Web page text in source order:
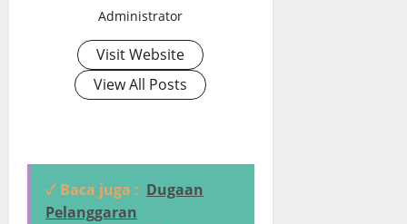
Administrator
Visit Website
View All Posts
✓ Baca juga : Dugaan
Pelanggaran